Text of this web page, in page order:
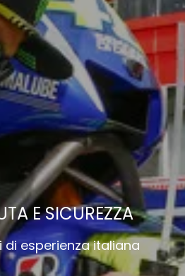
E SICUREZZA
di esperienza italiana